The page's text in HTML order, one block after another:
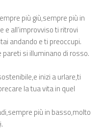
più giù,sempre più in
e all’improvviso ti ritrovi
andando e ti preoccupi.
pareti si illuminano di rosso.
inizi a urlare,ti
la tua vita in quel
più in basso,molto